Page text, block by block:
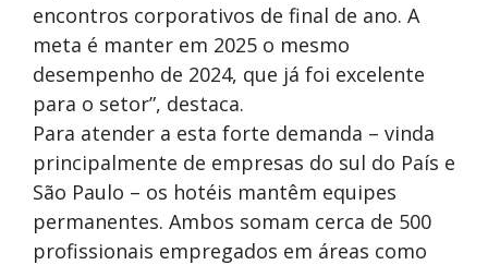
encontros corporativos de final de ano. A
meta é manter em 2025 o mesmo
desempenho de 2024, que já foi excelente
para o setor”, destaca.
Para atender a esta forte demanda – vinda
principalmente de empresas do sul do País e
São Paulo – os hotéis mantêm equipes
permanentes. Ambos somam cerca de 500
profissionais empregados em áreas como